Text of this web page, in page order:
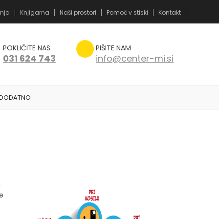
Knjigarna Naši prostori Pomoč v stiski Kontakt
POKLIČITE NAS
031 624 743
PIŠITE NAM
info@center-mi.si